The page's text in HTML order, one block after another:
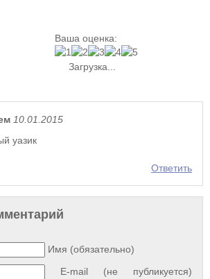
Ваша оценка:
Загрузка...
10.01.2015
уазик
Ответить
Имя (обязательно)
E-mail (не публикуется)